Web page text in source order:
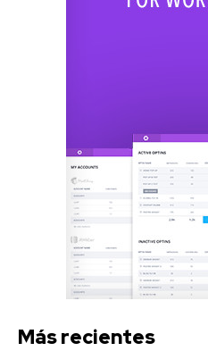
Más recientes